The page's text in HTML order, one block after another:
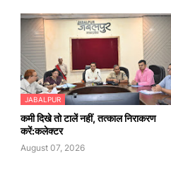
JABALPUR
कमी दिखे तो टालें नहीं, तत्काल निराकरण
करें:कलेक्टर
August 07, 2026